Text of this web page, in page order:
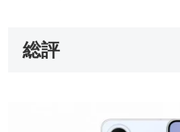
総評